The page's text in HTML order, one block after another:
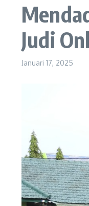
Judi
Januari 17, 2025